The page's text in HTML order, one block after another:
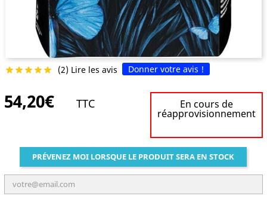
 (2) Lire les avis Donner votre avis !
54,20€ TTC En cours de
réapprovisionnement
PRÉVENEZ MOI LORSQUE LE PRODUIT SERA EN STOCK